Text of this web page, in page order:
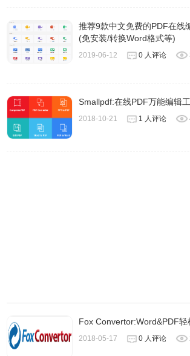
极速PDF转Word在线工具注意
2、确保上传的文档不涉及版权问题及违法
推荐9款中文免费的PDF在线
(免安装/转换Word格式等)
2019-06-12 0 人评论
Smallpdf:在线PDF万能编辑
2018-10-21 1 人评论
Fox Convertor:Word&PDF轻
2018-05-17 0 人评论